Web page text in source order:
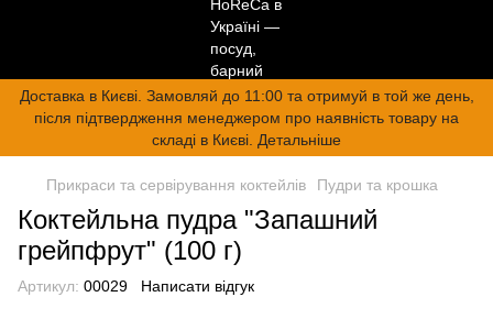
Доставка в Києві. Замовляй до 11:00 та отримуй в той же день,
після підтвердження менеджером про наявність товару на
складі в Києві. Детальніше
Прикраси та сервірування коктейлів Пудри та крошка
Коктейльна пудра "Запашний
грейпфрут" (100 г)
Артикул: 00029 Написати відгук